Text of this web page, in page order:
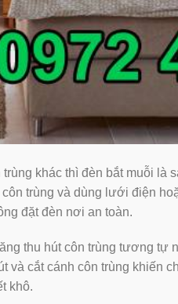
khác thì đèn bắt muỗi
trùng và dùng lưới điện
đặt đèn nơi an toàn.
thu hút côn trùng tương tự
và cắt cánh côn trùng khiến
khô.